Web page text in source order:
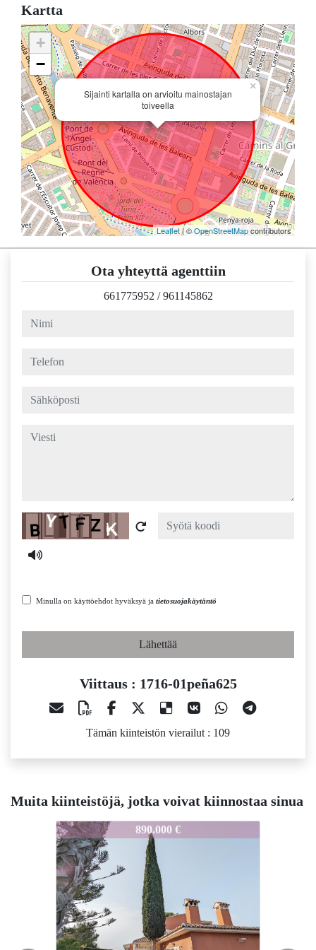
Kartta
Sijainti kartalla on arvioitu mainostajan
toiveella
×
+
−
Leaflet| ©OpenStreetMapcontributors
Ota yhteyttä agenttiin
661775952 /961145862
nimi
telefon
sähköposti
viesti
Captcha
Minulla on käyttöehdot hyväksyä ja tietosuojakäytäntö
Lähettää
Viittaus : 1716-01peña625
Tämän kiinteistön vierailut : 109
Muita kiinteistöjä, jotka voivat kiinnostaa sinua
01peña625890.000 €
1716-01peña625690.000 €